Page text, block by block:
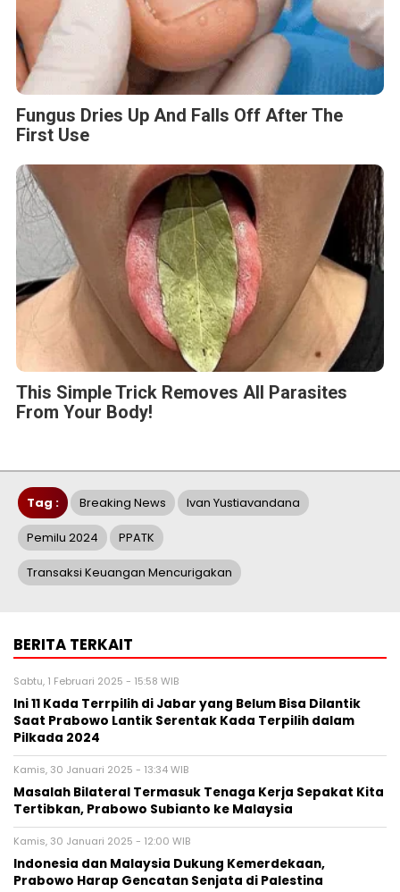
Fungus Dries Up And Falls Off After The
First Use
This Simple Trick Removes All Parasites
From Your Body!
Tag : Breaking News Ivan Yustiavandana
Pemilu 2024 PPATK
Transaksi Keuangan Mencurigakan
BERITA TERKAIT
Sabtu, 1 Februari 2025 - 15:58 WIB
Ini 11 Kada Terrpilih di Jabar yang Belum Bisa Dilantik
Saat Prabowo Lantik Serentak Kada Terpilih dalam
Pilkada 2024
Kamis, 30 Januari 2025 - 13:34 WIB
Masalah Bilateral Termasuk Tenaga Kerja Sepakat Kita
Tertibkan, Prabowo Subianto ke Malaysia
Kamis, 30 Januari 2025 - 12:00 WIB
Indonesia dan Malaysia Dukung Kemerdekaan,
Prabowo Harap Gencatan Senjata di Palestina